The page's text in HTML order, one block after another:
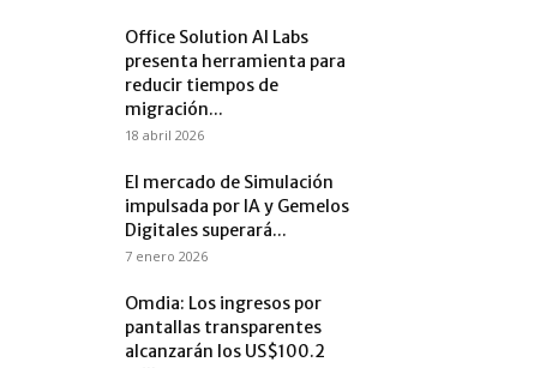
Office Solution AI Labs
presenta herramienta para
reducir tiempos de
migración...
18 abril 2026
El mercado de Simulación
impulsada por IA y Gemelos
Digitales superará...
7 enero 2026
Omdia: Los ingresos por
pantallas transparentes
alcanzarán los US$100.2